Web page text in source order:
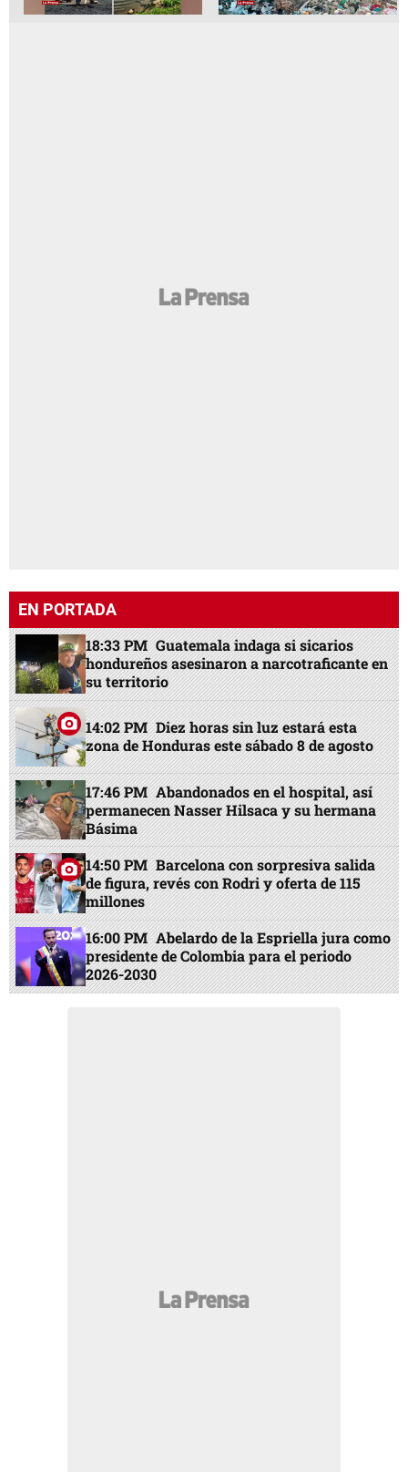
EN PORTADA
18:33 PM Guatemala indaga si sicarios
hondureños asesinaron a narcotraficante en
su territorio
14:02 PM Diez horas sin luz estará esta
zona de Honduras este sábado 8 de agosto
17:46 PM Abandonados en el hospital, así
permanecen Nasser Hilsaca y su hermana
Básima
14:50 PM Barcelona con sorpresiva salida
de figura, revés con Rodri y oferta de 115
millones
16:00 PM Abelardo de la Espriella jura como
presidente de Colombia para el periodo
2026-2030